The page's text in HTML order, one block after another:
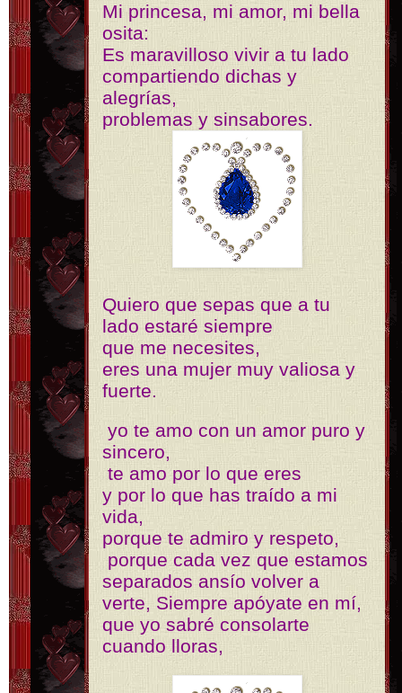
Mi princesa, mi amor, mi bella
osita:
Es maravilloso vivir a tu lado
compartiendo dichas y
alegrías,
problemas y sinsabores.
Quiero que sepas que a tu
lado estaré siempre
que me necesites,
eres una mujer muy valiosa y
fuerte.
yo te amo con un amor puro y
sincero,
te amo por lo que eres
y por lo que has traído a mi
vida,
porque te admiro y respeto,
porque cada vez que estamos
separados ansío volver a
verte, Siempre apóyate en mí,
que yo sabré consolarte
cuando lloras,